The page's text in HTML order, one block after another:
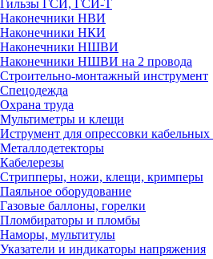
Гильзы ГСИ, ГСИ-Т
Наконечники НВИ
Наконечники НКИ
Наконечники НШВИ
Наконечники НШВИ на 2 провода
Строительно-монтажный инструмент
Спецодежда
Охрана труда
Мультиметры и клещи
Иструмент для опрессовки кабельных
Металлодетекторы
Кабелерезы
Стрипперы, ножи, клещи, кримперы
Паяльное оборудование
Газовые баллоны, горелки
Пломбираторы и пломбы
Наморы, мультитулы
Указатели и индикаторы напряжения